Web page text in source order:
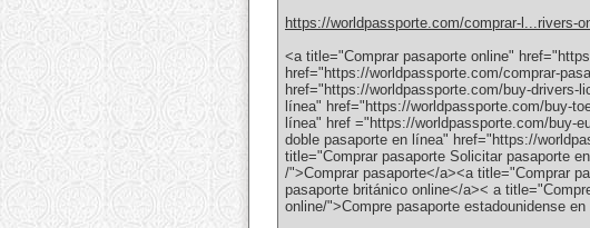
https://worldpassporte.com/comprar-l...rivers-
<a title="Comprar pasaporte online"
href="https://worldpassporte.com/comprar-
href="https://worldpassporte.com/buy-drivers-
línea" href="https://worldpassporte.com/buy-
línea" href ="https://worldpassporte.com/buy-
doble pasaporte en línea" href="https://
title="Comprar pasaporte Solicitar pasaporte
/">Comprar pasaporte</a><a title="Comprar
pasaporte británico online</a>< a
online/">Compre pasaporte estadounidense